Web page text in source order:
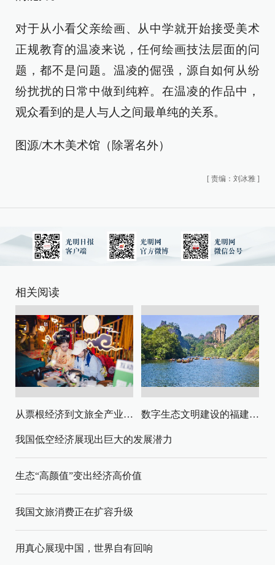
对于从小看父亲绘画、从中学就开始接受美术
正规教育的温凌来说，任何绘画技法层面的问
题，都不是问题。温凌的倔强，源自如何从纷
纷扰扰的日常中做到纯粹。在温凌的作品中，
观众看到的是人与人之间最单纯的关系。
图源/木木美术馆（除署名外）
[ 责编：刘冰雅 ]
相关阅读
从票根经济到文旅全产业链升级 数字生态文明建设的福建路径与启示
我国低空经济展现出巨大的发展潜力
生态“高颜值”变出经济高价值
我国文旅消费正在扩容升级
用真心展现中国，世界自有回响